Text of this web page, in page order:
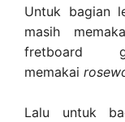
Untuk bagian
masih
memakai
Lalu untuk